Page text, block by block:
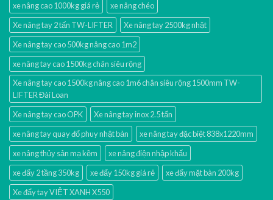
xe nâng cao 1000kg giá rẻ
xe nâng chéo
Xe nâng tay 2 tấn TW-LIFTER
Xe nâng tay 2500kg nhật
Xe nâng tay cao 500kg nâng cao 1m2
xe nâng tay cao 1500kg chân siêu rộng
Xe nâng tay cao 1500kg nâng cao 1m6 chân siêu rộng 1500mm TW-
LIFTER Đài Loan
Xe nâng tay cao OPK
Xe nâng tay inox 2.5 tấn
xe nâng tay quay đổ phuy nhật bản
xe nâng tay đặc biệt 838x1220mm
xe nâng thủy sản mạ kẽm
xe nâng điện nhập khấu
xe đẩy 2 tầng 350kg
xe đẩy 150kg giá rẻ
xe đẩy mặt bàn 200kg
Xe đẩy tay VIỆT XANH X550